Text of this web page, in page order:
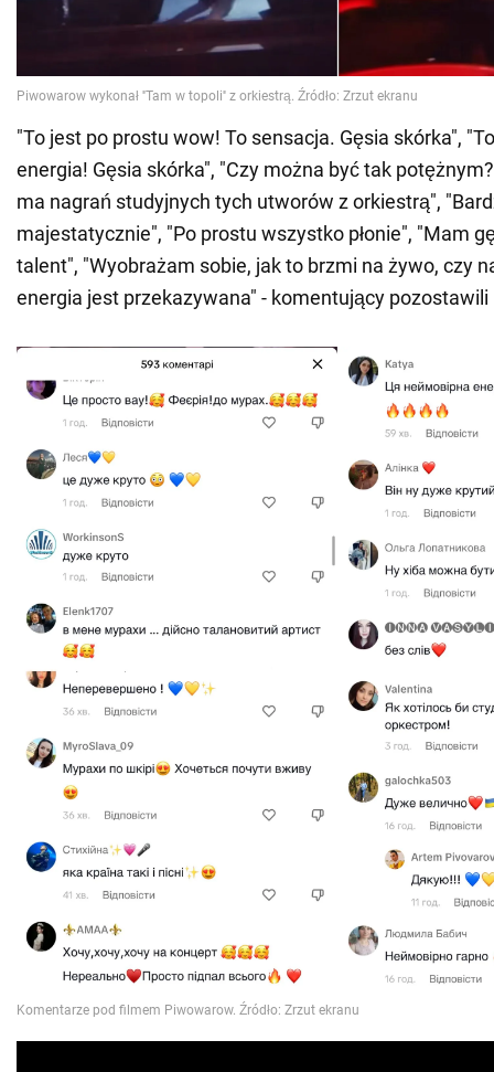
"To jest po prostu wow! To sensacja. Gęsia skórka",
energia! Gęsia skórka", "Czy można być tak
ma nagrań studyjnych tych utworów z orkiestrą",
majestatycznie", "Po prostu wszystko płonie", "Mam
talent", "Wyobrażam sobie, jak to brzmi na żywo, czy
energia jest przekazywana" - komentujący